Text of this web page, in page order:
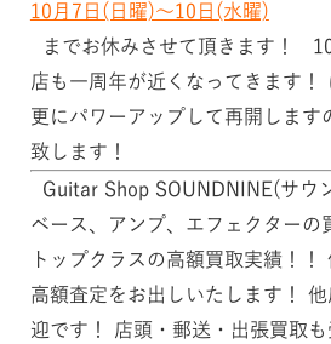
10月7日(日曜)～10日(水曜)
までお休みさせて頂きます！
店も一周年が近くなってきます！
更にパワーアップして再開します
致します！
Guitar Shop SOUNDNINE(サウ
ベース、アンプ、エフェクターの
トップクラスの高額買取実績！
高額査定をお出しいたします！
迎です！ 店頭・郵送・出張買取